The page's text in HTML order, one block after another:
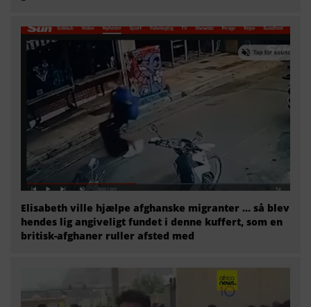
Elisabeth ville hjælpe afghanske migranter … så blev
hendes lig angiveligt fundet i denne kuffert, som en
britisk-afghaner ruller afsted med